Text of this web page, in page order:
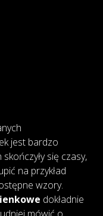
jest bardzo
się czasy,
na przykład
wzory.
dokładnie